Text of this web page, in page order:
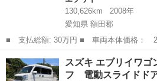
130,626km
2008年
愛知県 額田郡
■ 支払総額: 30万円 ■ 車両本体価格： 250,000 円 ■ メーカー
名： スズキ ■ 車種名： エブリイ ■
限定車 パワーウインドウ パワーステ
ボディ ハイルー...
愛知 額田郡 エブリイ
スズキ エブリイワ
フ 電動スライドド